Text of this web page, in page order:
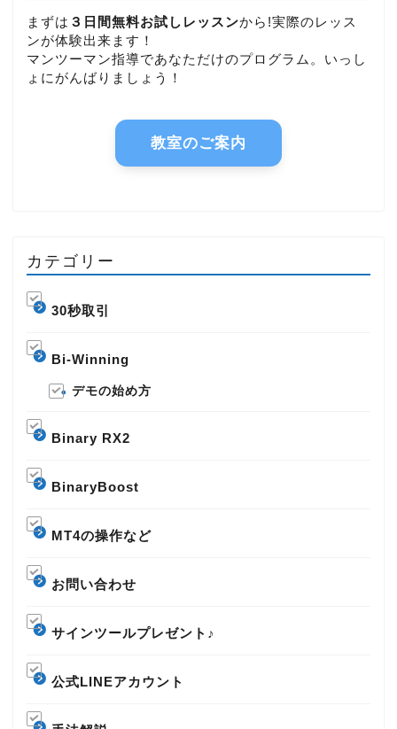
まずは ３日間無料お試しレッスンから!実際のレッス
ンが体験出来ます！
マンツーマン指導であなただけのプログラム。いっし
ょにがんばりましょう！
教室のご案内
カテゴリー
30秒取引
Bi-Winning
デモの始め方
Binary RX2
BinaryBoost
MT4の操作など
お問い合わせ
サインツールプレゼント♪
公式LINEアカウント